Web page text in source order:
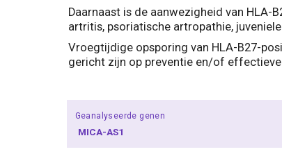
Daarnaast is de aanwezigheid van
artritis, psoriatische artropathie,
Vroegtijdige opsporing van HLA-B27-
gericht zijn op preventie en/of
Geanalyseerde genen
MICA-AS1